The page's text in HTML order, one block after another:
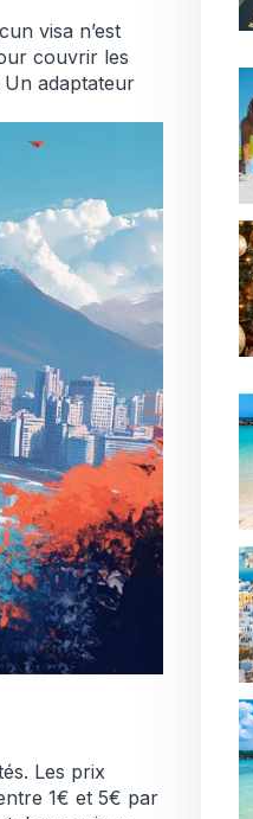
visa n’est
couvrir les
adaptateur
Les prix
1€ et 5€ par